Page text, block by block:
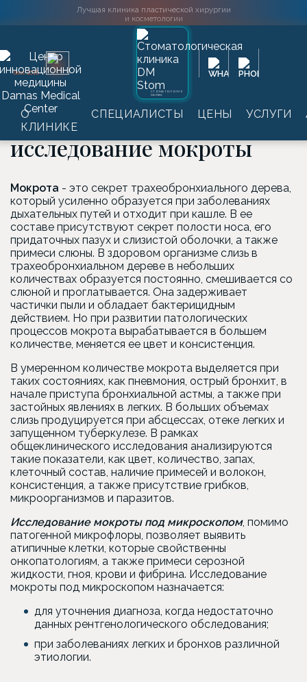
Лучшая клиника пластической хирургии
и косметологии
SINCE2016
СТОМАТОЛОГИЯ
DAMAS
О
КЛИНИКЕ
СПЕЦИАЛИСТЫ ЦЕНЫ УСЛУГИ
Главная →Услуги Лабораторные обследования →
Микроскопические исследования
исследование мокроты
Микроскопическое
исследование мокроты
Мокрота - это секрет трахеобронхиального дерева,
который усиленно образуется при заболеваниях
дыхательных путей и отходит при кашле. В ее
составе присутствуют секрет полости носа, его
придаточных пазух и слизистой оболочки, а также
примеси слюны. В здоровом организме слизь в
трахеобронхиальном дереве в небольших
количествах образуется постоянно, смешивается со
слюной и проглатывается. Она задерживает
частички пыли и обладает бактерицидным
действием. Но при развитии патологических
процессов мокрота вырабатывается в большем
количестве, меняется ее цвет и консистенция.
В умеренном количестве мокрота выделяется при
таких состояниях, как пневмония, острый бронхит, в
начале приступа бронхиальной астмы, а также при
застойных явлениях в легких. В больших объемах
слизь продуцируется при абсцессах, отеке легких и
запущенном туберкулезе. В рамках
общеклинического исследования анализируются
такие показатели, как цвет, количество, запах,
клеточный состав, наличие примесей и волокон,
консистенция, а также присутствие грибков,
микроорганизмов и паразитов.
Исследование мокроты под микроскопом, помимо
патогенной микрофлоры, позволяет выявить
атипичные клетки, которые свойственны
онкопатологиям, а также примеси серозной
жидкости, гноя, крови и фибрина. Исследование
мокроты под микроскопом назначается:
для уточнения диагноза, когда недостаточно
данных рентгенологического обследования;
при заболеваниях легких и бронхов различной
этиологии.